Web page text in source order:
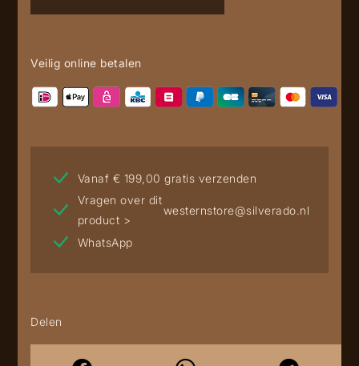
Veilig online betalen
Vanaf € 199,00 gratis verzenden
Vragen over dit
product >
westernstore@silverado.nl
WhatsApp
Delen